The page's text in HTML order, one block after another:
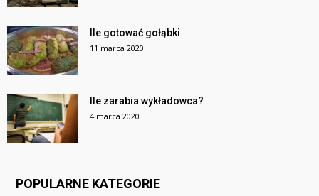
Ile gotować gołąbki
11 marca 2020
Ile zarabia wykładowca?
4 marca 2020
POPULARNE KATEGORIE